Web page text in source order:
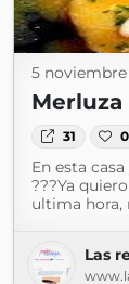
5 noviembre
Merluza
31 0
En esta
???Ya
ultima hora,
Las